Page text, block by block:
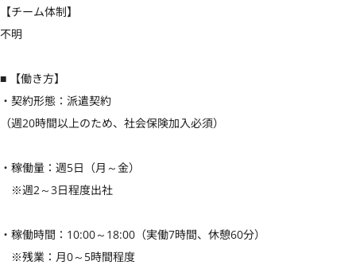
【チーム体制】
不明
■ 【働き方】
・契約形態：派遣契約
（週20時間以上のため、社会保険加入必須）
・稼働量：週5日（月～金）
※週2～3日程度出社
・稼働時間：10:00～18:00（実働7時間、休憩60分）
※残業：月0～5時間程度